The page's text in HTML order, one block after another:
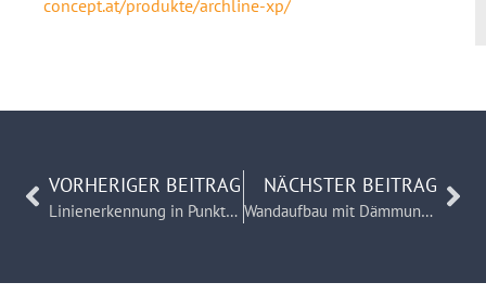
concept.at/produkte/archline-xp/
VORHERIGER BEITRAG
Linienerkennung in Punktwolken: So erstellen Sie präzise CAD-Grundlagen in Sekunden
NÄCHSTER BEITRAG
Wandaufbau mit Dämmung anpassen? In ARCHLine.XP in Sekunden erledigt